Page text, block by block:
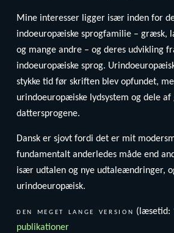
Mine interesser ligger især inden for
indoeuropæiske sprogfamilie – græsk,
og mange andre – og deres udvikling
indoeuropæiske sprog.
stykke tid før skriften blev opfundet,
urindoeuropæiske lydsystem og dele
dattersprogene.
Dansk er sjovt fordi det er mit
fundamentalt anderledes måde end
især udtalen og nye udtaleændringer,
urindoeuropæisk.
den meget lange version (læsetid:
publikationer